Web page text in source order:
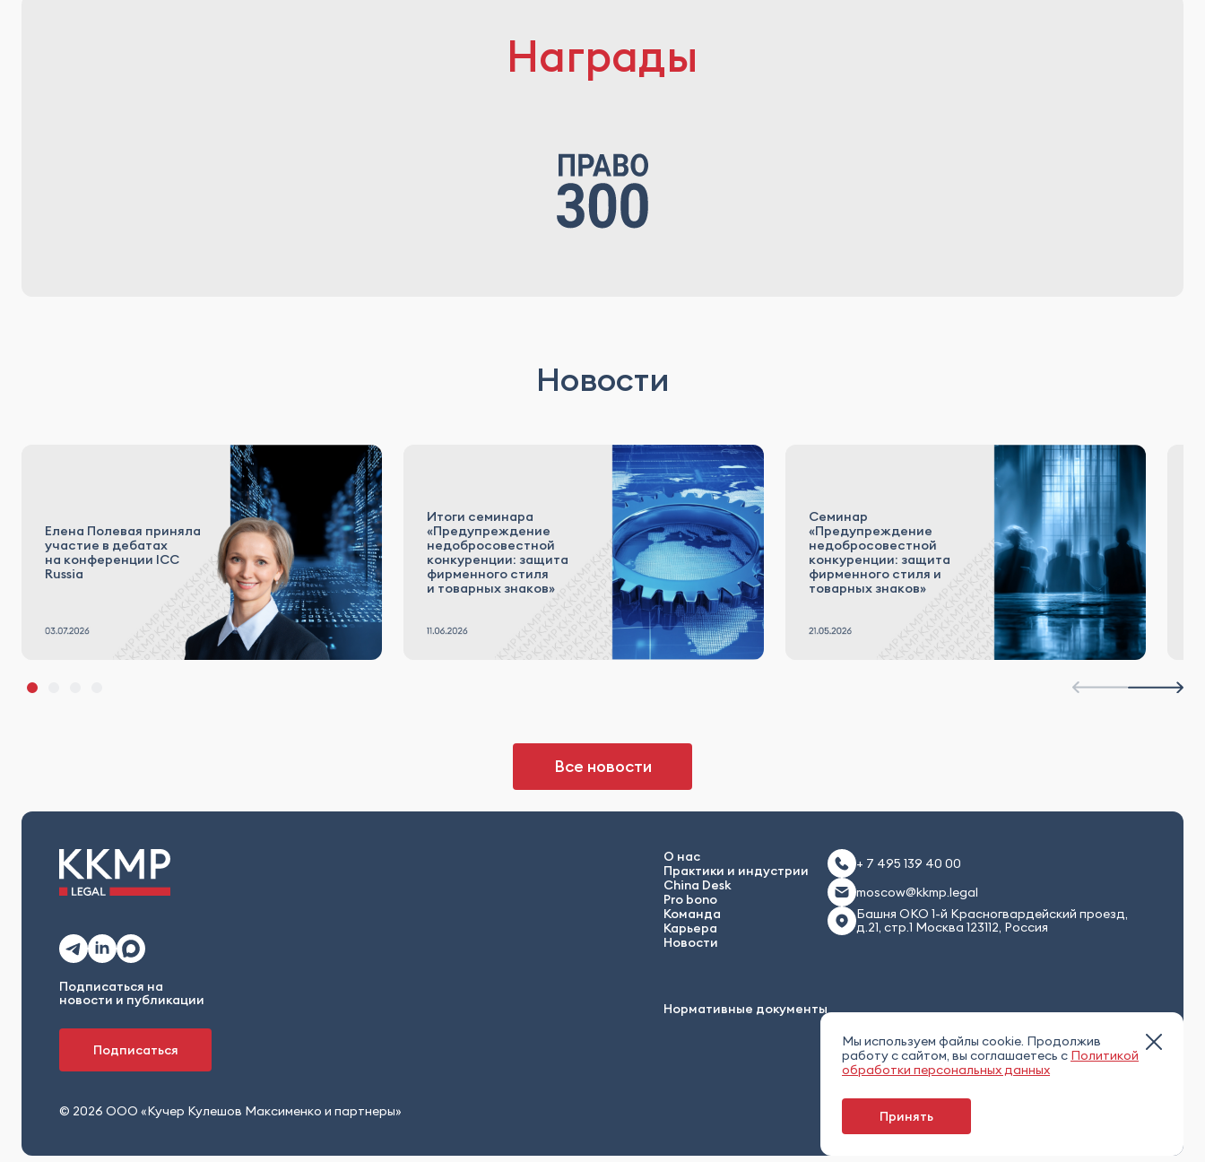
Награды
Новости
Елена Полевая приняла
участие в дебатах
на конференции ICC
Russia
Итоги семинара
«Предупреждение
недобросовестной
конкуренции: защита
фирменного стиля
и товарных знаков»
Семинар
«Предупреждение
недобросовестной
конкуренции: защита
фирменного стиля и
товарных знаков»
Все новости
Мы используем файлы cookie. Продолжив
работу с сайтом, вы соглашаетесь с Политикой
обработки персональных данных
Принять
Подписаться на
новости и публикации
Подписаться
О нас
Практики и индустрии
China Desk
Pro bono
Команда
Карьера
Новости
Нормативные документы
+ 7 495 139 40 00
moscow@kkmp.legal
Башня ОКО 1-й Красногвардейский проезд,
д.21, стр.1 Москва 123112, Россия
© 2026 ООО «Кучер Кулешов Максименко и партнеры»